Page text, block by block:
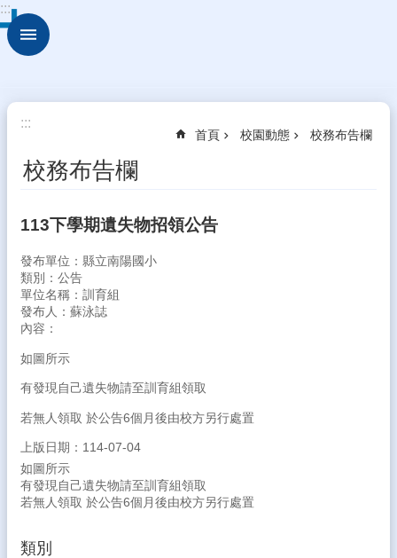
跳到主要內容區塊
進
校
動
態
識
校
行
政
處
室
學
生
專
區
校
園
:::
:::
首頁 校園動態 校務布告欄
校務布告欄
113下學期遺失物招領公告
發布單位：縣立南陽國小
類別：公告
單位名稱：訓育組
發布人：蘇泳誌
內容：
如圖所示
有發現自己遺失物請至訓育組領取
若無人領取 於公告6個月後由校方另行處置
上版日期：114-07-04
如圖所示
有發現自己遺失物請至訓育組領取
若無人領取 於公告6個月後由校方另行處置
類別